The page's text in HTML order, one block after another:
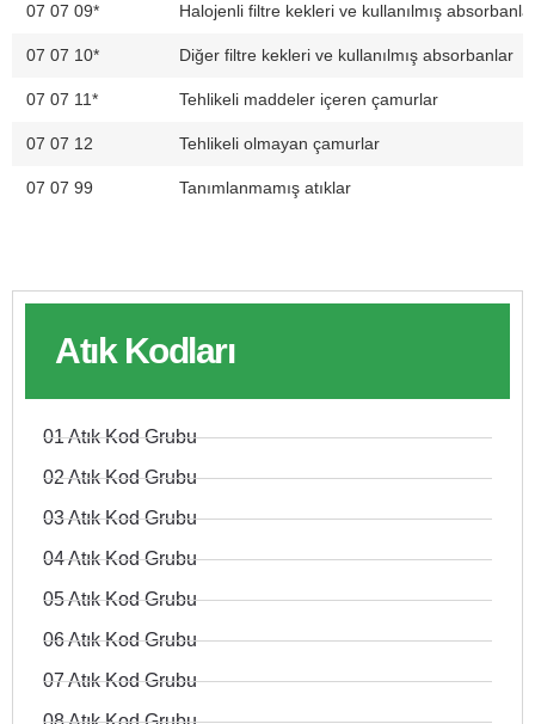
07 07 09* Halojenli filtre kekleri ve kullanılmış
07 07 10* Diğer filtre kekleri ve kullanılmış absorbanlar
07 07 11* Tehlikeli maddeler içeren çamurlar
07 07 12 Tehlikeli olmayan çamurlar
07 07 99 Tanımlanmamış atıklar
Atık Kodları
01 Atık Kod Grubu
02 Atık Kod Grubu
03 Atık Kod Grubu
04 Atık Kod Grubu
05 Atık Kod Grubu
06 Atık Kod Grubu
07 Atık Kod Grubu